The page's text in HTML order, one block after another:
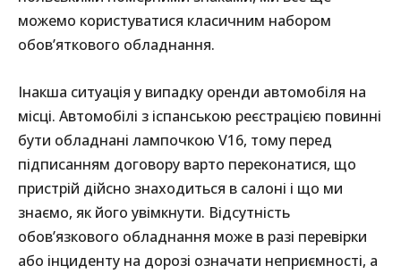
можемо користуватися класичним набором
обов’яткового обладнання.
Інакша ситуація у випадку оренди автомобіля на
місці. Автомобілі з іспанською реєстрацією повинні
бути обладнані лампочкою V16, тому перед
підписанням договору варто переконатися, що
пристрій дійсно знаходиться в салоні і що ми
знаємо, як його увімкнути. Відсутність
обов’язкового обладнання може в разі перевірки
або інциденту на дорозі означати неприємності, а